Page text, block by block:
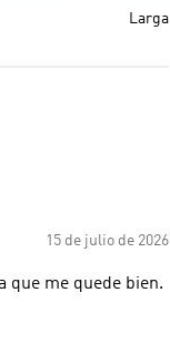
Larga
15 de julio de 2026
que me quede bien.